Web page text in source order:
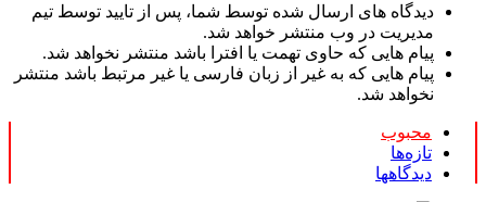
دیدگاه های ارسال شده توسط شما، پس از تایید توسط تیم
مدیریت در وب منتشر خواهد شد.
پیام هایی که حاوی تهمت یا افترا باشد منتشر نخواهد شد.
پیام هایی که به غیر از زبان فارسی یا غیر مرتبط باشد منتشر
نخواهد شد.
محبوب
تازه‌ها
دیدگاهها